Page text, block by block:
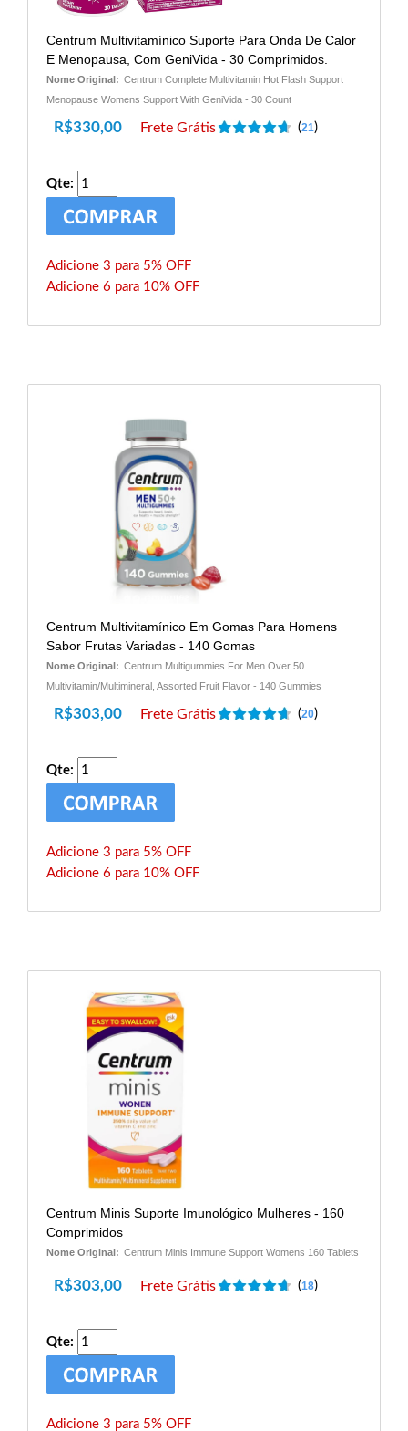
Centrum Multivitamínico Suporte Para Onda De Calor
E Menopausa, Com GeniVida - 30 Comprimidos.
Nome Original: Centrum Complete Multivitamin Hot Flash Support
Menopause Womens Support With GeniVida - 30 Count
R$330,00 Frete Grátis (21)
Qte:
Adicione 3 para 5% OFF
Adicione 6 para 10% OFF
Centrum Multivitamínico Em Gomas Para Homens
Sabor Frutas Variadas - 140 Gomas
Nome Original: Centrum Multigummies For Men Over 50
Multivitamin/Multimineral, Assorted Fruit Flavor - 140 Gummies
R$303,00 Frete Grátis (20)
Qte:
Adicione 3 para 5% OFF
Adicione 6 para 10% OFF
Centrum Minis Suporte Imunológico Mulheres - 160
Comprimidos
Nome Original: Centrum Minis Immune Support Womens 160 Tablets
R$303,00 Frete Grátis (18)
Qte:
Adicione 3 para 5% OFF